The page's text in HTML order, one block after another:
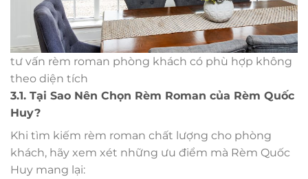
tư vấn rèm roman phòng khách có phù hợp không
theo diện tích
3.1. Tại Sao Nên Chọn Rèm Roman của Rèm Quốc
Huy?
Khi tìm kiếm rèm roman chất lượng cho phòng
khách, hãy xem xét những ưu điểm mà Rèm Quốc
Huy mang lại: